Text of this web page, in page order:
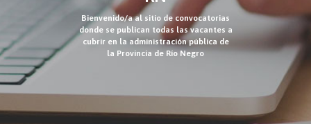
Bienvenido/a al sitio de convocatorias
donde se publican todas las vacantes a
cubrir en la administración pública de
la Provincia de Río Negro